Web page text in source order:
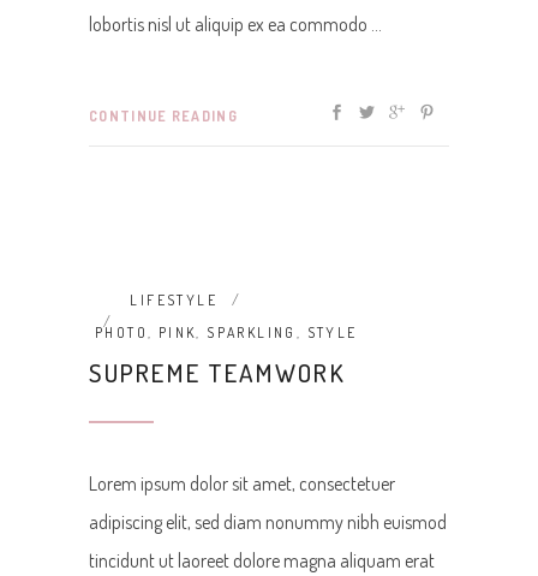
lobortis nisl ut aliquip ex ea commodo
CONTINUE READING
LIFESTYLE
PHOTO , PINK, SPARKLING , STYLE
SUPREME TEAMWORK
Lorem ipsum dolor sit amet, consectetuer
adipiscing elit, sed diam nonummy nibh euismod
tincidunt ut laoreet dolore magna aliquam erat